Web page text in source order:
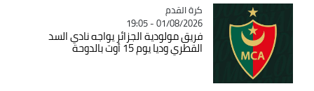
Catégorie
كرة القدم
01/08/2026 - 19:05
فريق مولودية الجزائر يواجه نادي السد
القطري وديا يوم 15 أوت بالدوحة